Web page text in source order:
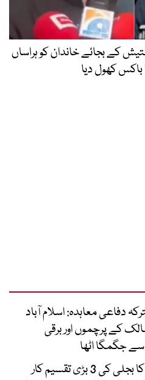
کے بجائے خاندان کو ہراساں
باکس کھول دیا
دفاعی معاہدہ: اسلام آباد
کے پرچموں اور برقی
جگمگا اٹھا
حکومت کا بجلی کی 3 بڑی تقسیم کار